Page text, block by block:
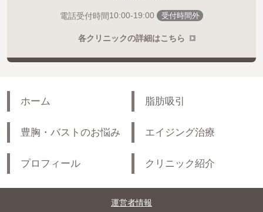
電話受付時間10:00-19:00 受付時間外
各クリニックの詳細はこちら
ホーム 脂肪吸引
豊胸・バストのお悩み エイジング治療
プロフィール クリニック紹介
運営者情報